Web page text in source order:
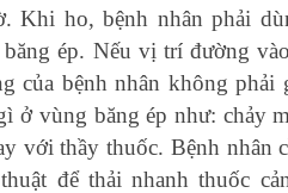
Khi ho, bệnh nhân phải
ép. Nếu vị trí đường
của bệnh nhân không phải
ở vùng băng ép như: chảy
với thầy thuốc. Bệnh nhân
để thải nhanh thuốc